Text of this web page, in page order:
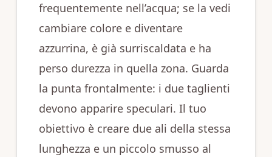
frequentemente nell’acqua; se la vedi
cambiare colore e diventare
azzurrina, è già surriscaldata e ha
perso durezza in quella zona. Guarda
la punta frontalmente: i due taglienti
devono apparire speculari. Il tuo
obiettivo è creare due ali della stessa
lunghezza e un piccolo smusso al